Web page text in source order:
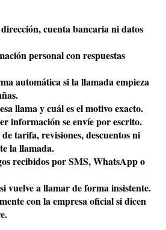
cuenta bancaria ni datos
personal con respuestas
automática si la llamada empieza
llama y cuál es el motivo exacto.
información se envíe por escrito.
tarifa, revisiones, descuentos ni
la llamada.
recibidos por SMS, WhatsApp o
vuelve a llamar de forma insistente.
con la empresa oficial si dicen